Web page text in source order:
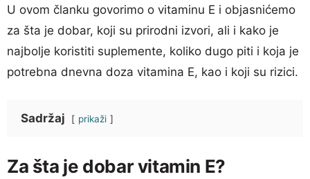
U ovom članku govorimo o vitaminu E i objasnićemo
za šta je dobar, koji su prirodni izvori, ali i kako je
najbolje koristiti suplemente, koliko dugo piti i koja je
potrebna dnevna doza vitamina E, kao i koji su rizici.
Sadržaj prikaži
Za šta je dobar vitamin E?